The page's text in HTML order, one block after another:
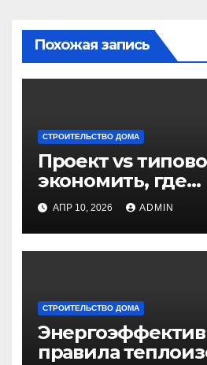
Похожая запись
СТРОИТЕЛЬСТВО ДОМА
Проект vs
экономить, где
АПР 10, 2026 ADMIN
СТРОИТЕЛЬСТВО ДОМА
правила